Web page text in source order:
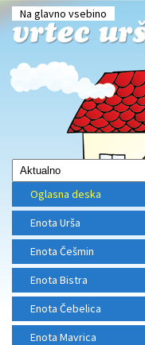
Na glavno vsebino
Oglasna deska
Enota Urša
Enota Češmin
Enota Bistra
Enota Čebelica
Enota Mavrica